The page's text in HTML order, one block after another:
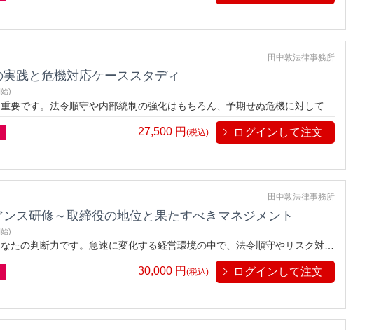
田中敦法律事務所
践と危機対応ケーススタディ
)
要です。法令順守や内部統制の強化はもちろん、予期せぬ危機に対して迅
ナーでは、取締役としての責務を実行しつつ、実践的なコンプライアンス
機対応のスキルを身につける絶好の機会です。
27,500 円(税込) ログインして注文
田中敦法律事務所
ス研修～取締役の地位と果たすべきマネジメント
)
たの判断力です。急速に変化する経営環境の中で、法令順守やリスク対応
取締役としての責任を確実に結果を出すためのコンプライアンスとリスク
した経営を支える力を磨きます。今だからこそ、自分と企業を守るための
30,000 円(税込) ログインして注文